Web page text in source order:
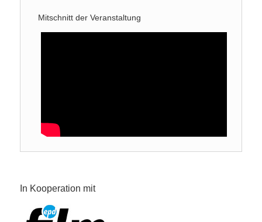
Mitschnitt der Veranstaltung
In Kooperation mit